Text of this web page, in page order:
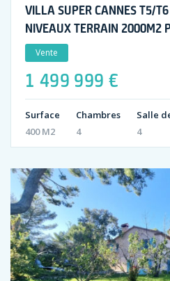
VILLA SUPER CANNES T5/
NIVEAUX TERRAIN 2000M2
Vente
1 499 999 €
Surface
400 M2
Chambres
4
Salle
4